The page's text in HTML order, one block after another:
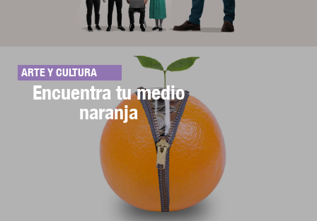
ARTE Y CULTURA
Encuentra tu medio
naranja